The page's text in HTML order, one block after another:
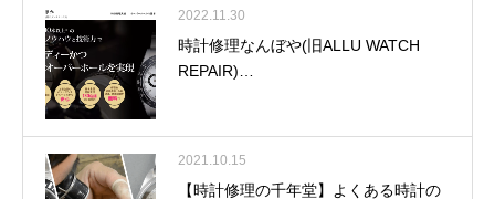
2022.11.30
時計修理なんぼや(旧ALLU WATCH
REPAIR)…
2021.10.15
【時計修理の千年堂】よくある時計の